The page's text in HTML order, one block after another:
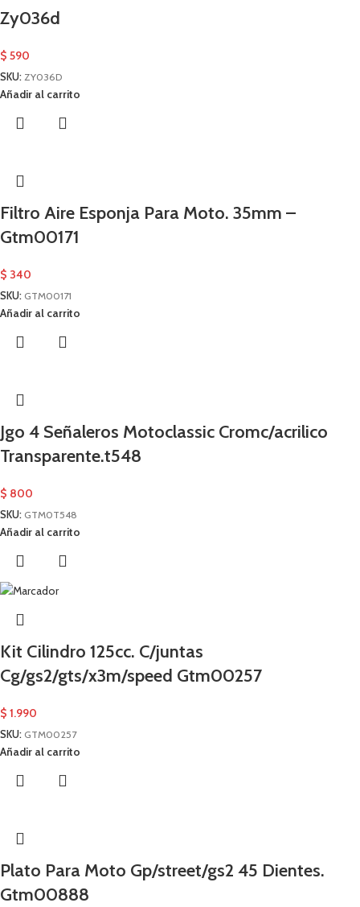
Zy036d
$ 590
SKU: ZY036D
Añadir al carrito
Filtro Aire Esponja Para Moto. 35mm –
Gtm00171
$ 340
SKU: GTM00171
Añadir al carrito
Jgo 4 Señaleros Motoclassic Cromc/acrilico
Transparente.t548
$ 800
SKU: GTM0T548
Añadir al carrito
Kit Cilindro 125cc. C/juntas
Cg/gs2/gts/x3m/speed Gtm00257
$ 1.990
SKU: GTM00257
Añadir al carrito
Plato Para Moto Gp/street/gs2 45 Dientes.
Gtm00888